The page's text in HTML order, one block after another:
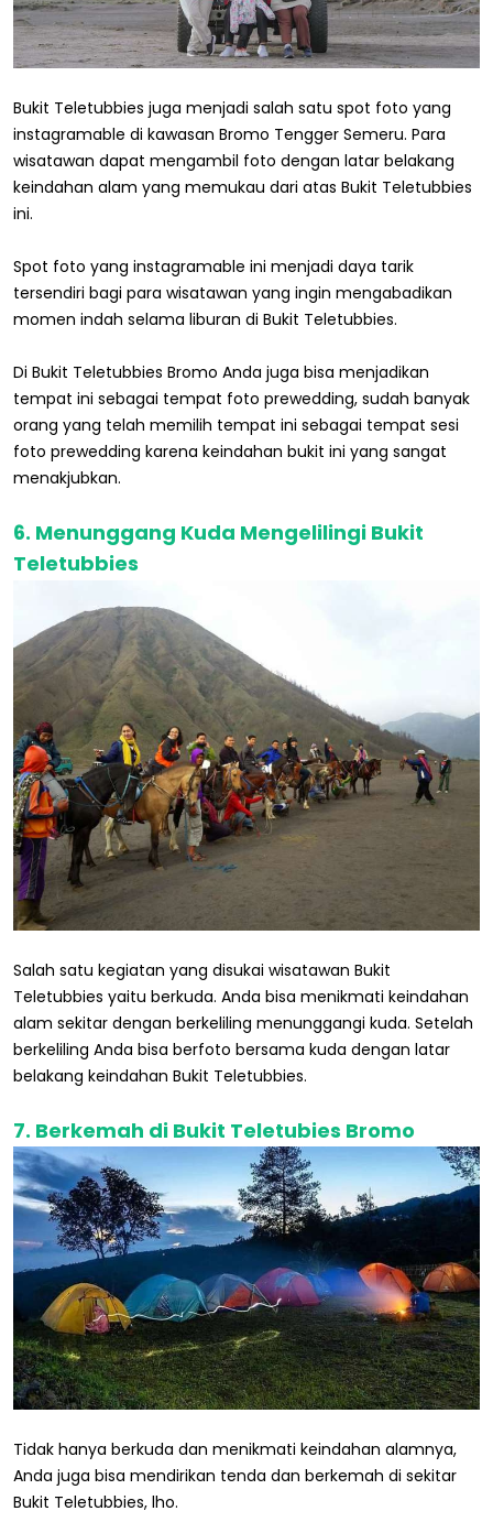
Bukit Teletubbies juga menjadi salah satu spot foto yang
instagramable di kawasan Bromo Tengger Semeru. Para
wisatawan dapat mengambil foto dengan latar belakang
keindahan alam yang memukau dari atas Bukit Teletubbies
ini.
Spot foto yang instagramable ini menjadi daya tarik
tersendiri bagi para wisatawan yang ingin mengabadikan
momen indah selama liburan di Bukit Teletubbies.
Di Bukit Teletubbies Bromo Anda juga bisa menjadikan
tempat ini sebagai tempat foto prewedding, sudah banyak
orang yang telah memilih tempat ini sebagai tempat sesi
foto prewedding karena keindahan bukit ini yang sangat
menakjubkan.
6. Menunggang Kuda Mengelilingi Bukit
Teletubbies
Salah satu kegiatan yang disukai wisatawan Bukit
Teletubbies yaitu berkuda. Anda bisa menikmati keindahan
alam sekitar dengan berkeliling menunggangi kuda. Setelah
berkeliling Anda bisa berfoto bersama kuda dengan latar
belakang keindahan Bukit Teletubbies.
7. Berkemah di Bukit Teletubies Bromo
Tidak hanya berkuda dan menikmati keindahan alamnya,
Anda juga bisa mendirikan tenda dan berkemah di sekitar
Bukit Teletubbies, lho.